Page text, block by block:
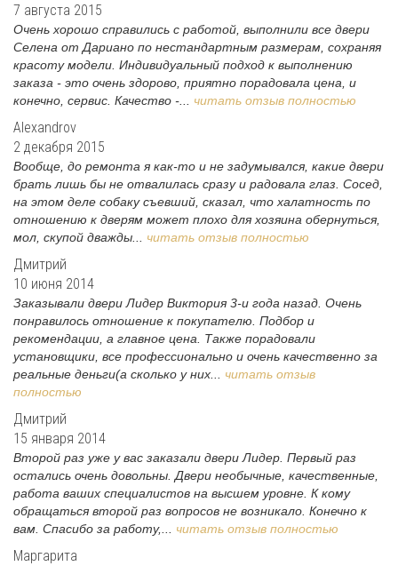
7 августа 2015
Очень хорошо справились с работой, выполнили все двери
Селена от Дариано по нестандартным размерам, сохраняя
красоту модели. Индивидуальный подход к выполнению
заказа - это очень здорово, приятно порадовала цена, и
конечно, сервис. Качество -... читать отзыв полностью
Alexandrov
2 декабря 2015
Вообще, до ремонта я как-то и не задумывался, какие двери
брать лишь бы не отвалилась сразу и радовала глаз. Сосед,
на этом деле собаку съевший, сказал, что халатность по
отношению к дверям может плохо для хозяина обернуться,
мол, скупой дважды... читать отзыв полностью
Дмитрий
10 июня 2014
Заказывали двери Лидер Виктория 3-и года назад. Очень
понравилось отношение к покупателю. Подбор и
рекомендации, а главное цена. Также порадовали
установщики, все профессионально и очень качественно за
реальные деньги(а сколько у них... читать отзыв
полностью
Дмитрий
15 января 2014
Второй раз уже у вас заказали двери Лидер. Первый раз
остались очень довольны. Двери необычные, качественные,
работа ваших специалистов на высшем уровне. К кому
обращаться второй раз вопросов не возникало. Конечно к
вам. Спасибо за работу,... читать отзыв полностью
Маргарита